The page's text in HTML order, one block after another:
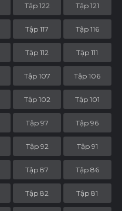
Tập 122 Tập 121
Tập 117 Tập 116
Tập 112 Tập 111
Tập 107 Tập 106
Tập 102 Tập 101
Tập 97 Tập 96
Tập 92 Tập 91
Tập 87 Tập 86
Tập 82 Tập 81